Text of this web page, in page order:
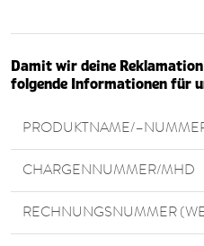
Damit wir deine
folgende Informationen für
PRODUKTNAME/
CHARGENNUMMER/MHD
RECHNUNGSNUMMER